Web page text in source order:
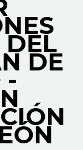
DEL
DE
-